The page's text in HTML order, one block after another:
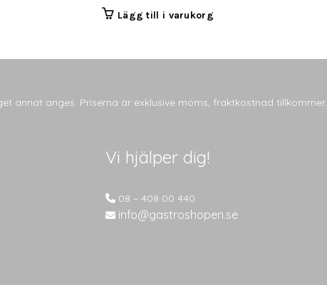
Lägg till i varukorg
annat anges. Priserna är exklusive moms, fraktkostnad tillkommer.
Vi hjälper dig!
08 – 408 00 440
info@gastroshopen.se